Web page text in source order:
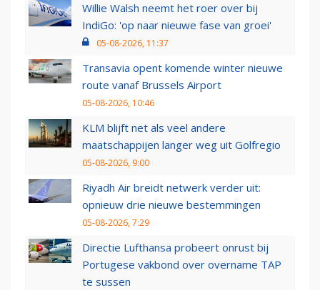
Willie Walsh neemt het roer over bij
IndiGo: 'op naar nieuwe fase van groei'
05-08-2026, 11:37
Transavia opent komende winter nieuwe
route vanaf Brussels Airport
05-08-2026, 10:46
KLM blijft net als veel andere
maatschappijen langer weg uit Golfregio
05-08-2026, 9:00
Riyadh Air breidt netwerk verder uit:
opnieuw drie nieuwe bestemmingen
05-08-2026, 7:29
Directie Lufthansa probeert onrust bij
Portugese vakbond over overname TAP
te sussen